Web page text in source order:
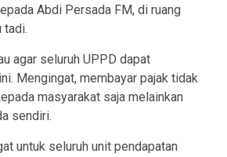
Abdi Persada FM, di ruang
tadi.
agar seluruh UPPD dapat
Mengingat, membayar pajak tidak
masyarakat saja melainkan
sendiri.
untuk seluruh unit pendapatan